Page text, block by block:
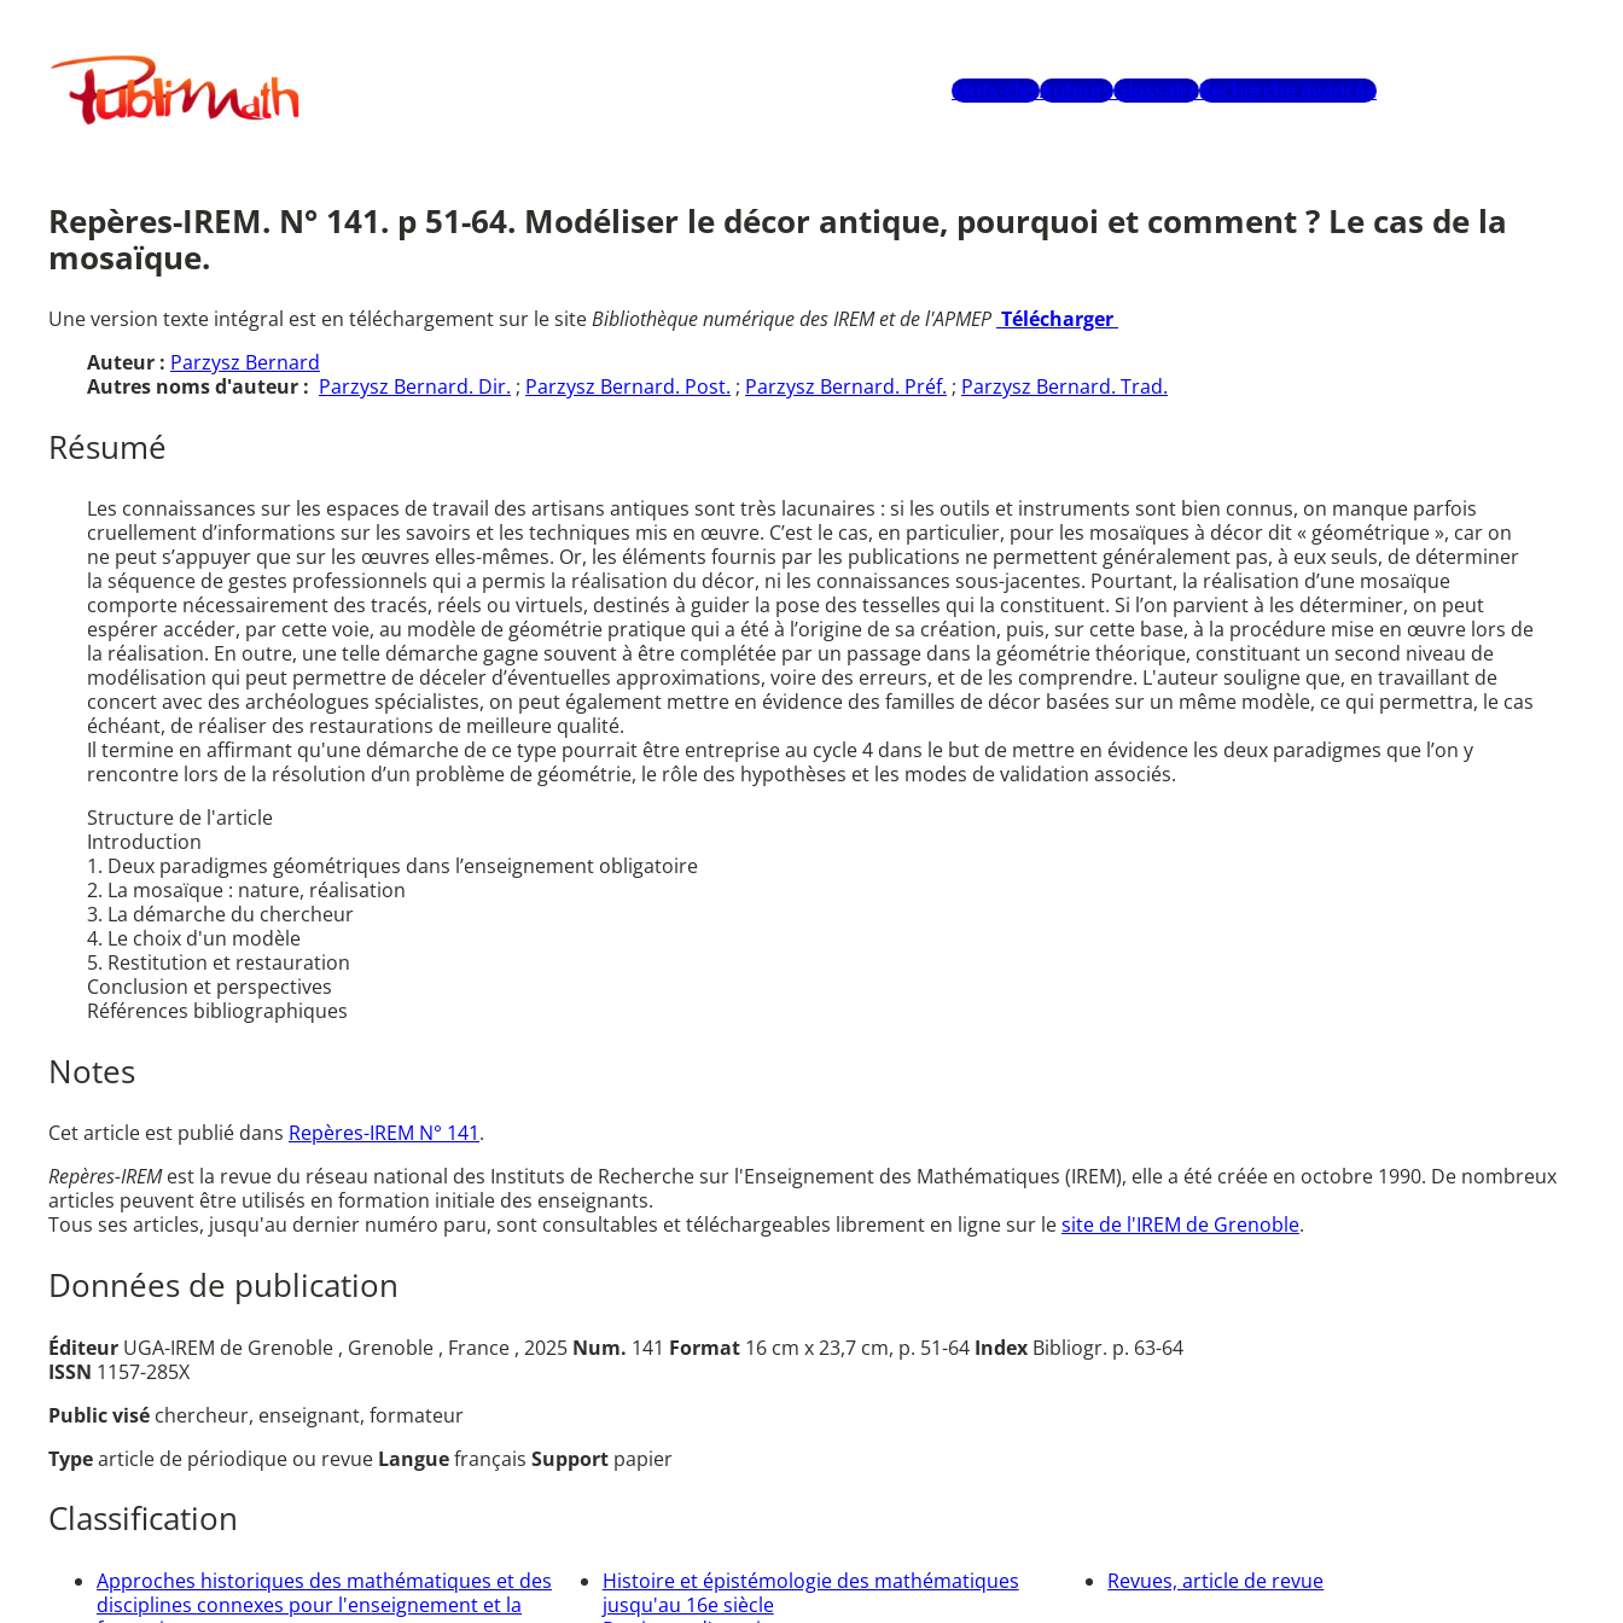
contenuPublimath
Mots-clésAuteursGlossaireRecherche avancée
Repères-IREM. N° 141. p 51-64. Modéliser le décor antique, pourquoi et comment ? Le cas de la
mosaïque.
Une version texte intégral est en téléchargement sur le siteBibliothèque numérique des IREM et de l'APMEP Télécharger
Auteur : Parzysz Bernard
Autres noms d'auteur : Parzysz Bernard. Dir. ; Parzysz Bernard. Post. ; Parzysz Bernard. Préf. ; Parzysz Bernard. Trad.
Résumé
Les connaissances sur les espaces de travail des artisans antiques sont très lacunaires : si les outils et instruments sont bien connus, on manque parfois
cruellement d’informations sur les savoirs et les techniques mis en œuvre. C’est le cas, en particulier, pour les mosaïques à décor dit « géométrique », car on
ne peut s’appuyer que sur les œuvres elles-mêmes. Or, les éléments fournis par les publications ne permettent généralement pas, à eux seuls, de déterminer
la séquence de gestes professionnels qui a permis la réalisation du décor, ni les connaissances sous-jacentes. Pourtant, la réalisation d’une mosaïque
comporte nécessairement des tracés, réels ou virtuels, destinés à guider la pose des tesselles qui la constituent. Si l’on parvient à les déterminer, on peut
espérer accéder, par cette voie, au modèle de géométrie pratique qui a été à l’origine de sa création, puis, sur cette base, à la procédure mise en œuvre lors de
la réalisation. En outre, une telle démarche gagne souvent à être complétée par un passage dans la géométrie théorique, constituant un second niveau de
modélisation qui peut permettre de déceler d’éventuelles approximations, voire des erreurs, et de les comprendre. L'auteur souligne que, en travaillant de
concert avec des archéologues spécialistes, on peut également mettre en évidence des familles de décor basées sur un même modèle, ce qui permettra, le cas
échéant, de réaliser des restaurations de meilleure qualité.
Il termine en affirmant qu'une démarche de ce type pourrait être entreprise au cycle 4 dans le but de mettre en évidence les deux paradigmes que l’on y
rencontre lors de la résolution d’un problème de géométrie, le rôle des hypothèses et les modes de validation associés.
Structure de l'article
Introduction
1. Deux paradigmes géométriques dans l’enseignement obligatoire
2. La mosaïque : nature, réalisation
3. La démarche du chercheur
4. Le choix d'un modèle
5. Restitution et restauration
Conclusion et perspectives
Références bibliographiques
Notes
Cet article est publié dans Repères-IREM N° 141.
Repères-IREMest la revue du réseau national des Instituts de Recherche sur l'Enseignement des Mathématiques (IREM), elle a été créée en octobre 1990. De nombreux
articles peuvent être utilisés en formation initiale des enseignants.
Tous ses articles, jusqu'au dernier numéro paru, sont consultables et téléchargeables librement en ligne sur lesite de l'IREM de Grenoble.
Données de publication
Éditeur UGA-IREM de Grenoble , Grenoble , France , 2025 Num. 141 Format 16 cm x 23,7 cm, p. 51-64 Index Bibliogr. p. 63-64
ISSN 1157-285X
Public visé chercheur, enseignant, formateur
Typearticle de périodique ou revue Languefrançais Support papier
Classification
Approches historiques des mathématiques et des
disciplines connexes pour l'enseignement et la
Histoire et épistémologie des mathématiques
jusqu'au 16e siècle
Revues, article de revue